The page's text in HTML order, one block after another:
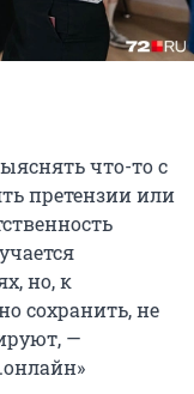
что-то с
претензии или
но, к
сохранить, не
—